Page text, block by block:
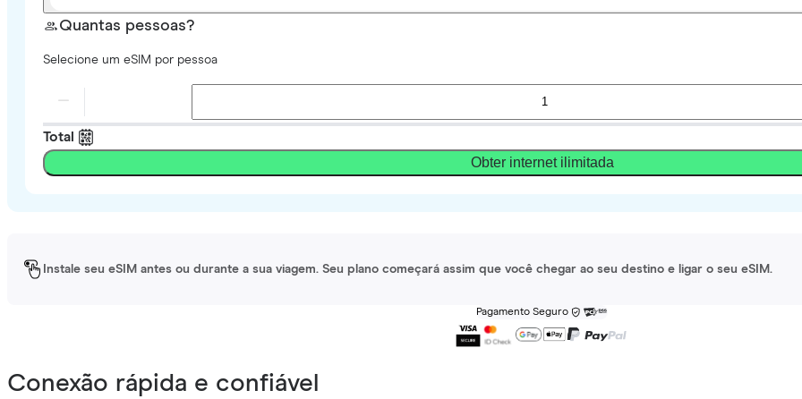
Quantas pessoas?
Selecione um eSIM por pessoa
Total
Obter internet ilimitada
Instale seu eSIM antes ou durante a sua viagem. Seu plano começará assim que você chegar ao seu destino e ligar o seu eSIM.
Pagamento Seguro
Conexão rápida e confiável